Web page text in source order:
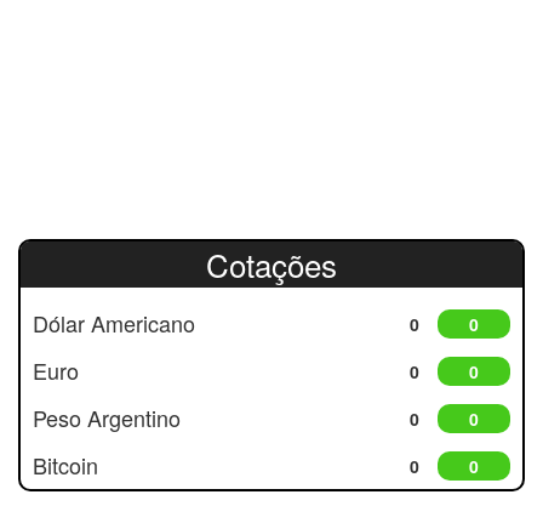
Cotações
Dólar Americano 0 0
Euro 0 0
Peso Argentino 0 0
Bitcoin 0 0